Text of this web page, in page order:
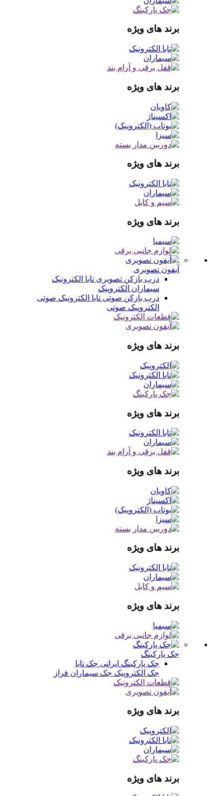
برند های ویژه
برند های ویژه
برند های ویژه
برند های ویژه
آیفون تصویری
درب بازکن تصویری تابا الکترونیک
سیماران الکتروپیک
درب بازکن صوتی تابا الکترونیک صوتی
الکتروپیک صوتی
برند های ویژه
برند های ویژه
برند های ویژه
برند های ویژه
برند های ویژه
جک پارکینگ
جک پارکینگ ایرانی جک تابا
جک الکتروپیک جک سیماران فراز
برند های ویژه
برند های ویژه